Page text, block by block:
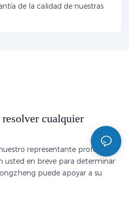
de la calidad de nuestras
cualquier
representante profesional
usted en breve para determinar
puede apoyar a su